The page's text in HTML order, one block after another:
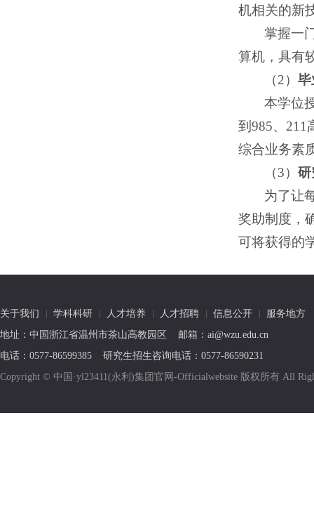
机相关的新
掌握一
算机，具有
（2）
本学位
到985、211
综合业务素
（3）
为了让
奖助制度，
可将获得的
关于我们 学科科研 人才培养 人才招聘 信息公开
服务地方
地址：中国浙江省温州市茶山高教园区 邮箱：ai@wzu.edu.cn
电话：0577-86599385 研究生招生咨询电话：0577-86590231
Copyright © 中国·yl23411(永利)集团官网-Officialwebsite 版权所有 All